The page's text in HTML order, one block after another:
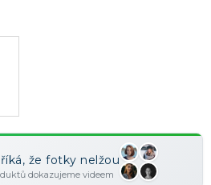
že fotky nelžou
dokazujeme videem